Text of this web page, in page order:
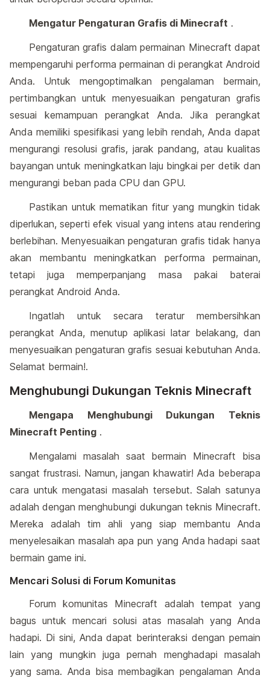
Mengatur Pengaturan Grafis di Minecraft .
Pengaturan grafis dalam permainan Minecraft dapat
mempengaruhi performa permainan di perangkat Android
Anda. Untuk mengoptimalkan pengalaman bermain,
pertimbangkan untuk menyesuaikan pengaturan grafis
sesuai kemampuan perangkat Anda. Jika perangkat
Anda memiliki spesifikasi yang lebih rendah, Anda dapat
mengurangi resolusi grafis, jarak pandang, atau kualitas
bayangan untuk meningkatkan laju bingkai per detik dan
mengurangi beban pada CPU dan GPU.
Pastikan untuk mematikan fitur yang mungkin tidak
diperlukan, seperti efek visual yang intens atau rendering
berlebihan. Menyesuaikan pengaturan grafis tidak hanya
akan membantu meningkatkan performa permainan,
tetapi juga memperpanjang masa pakai baterai
perangkat Android Anda.
Ingatlah untuk secara teratur membersihkan
perangkat Anda, menutup aplikasi latar belakang, dan
menyesuaikan pengaturan grafis sesuai kebutuhan Anda.
Selamat bermain!.
Menghubungi Dukungan Teknis Minecraft
Mengapa Menghubungi Dukungan Teknis
Minecraft Penting .
Mengalami masalah saat bermain Minecraft bisa
sangat frustrasi. Namun, jangan khawatir! Ada beberapa
cara untuk mengatasi masalah tersebut. Salah satunya
adalah dengan menghubungi dukungan teknis Minecraft.
Mereka adalah tim ahli yang siap membantu Anda
menyelesaikan masalah apa pun yang Anda hadapi saat
bermain game ini.
Mencari Solusi di Forum Komunitas
Forum komunitas Minecraft adalah tempat yang
bagus untuk mencari solusi atas masalah yang Anda
hadapi. Di sini, Anda dapat berinteraksi dengan pemain
lain yang mungkin juga pernah menghadapi masalah
yang sama. Anda bisa membagikan pengalaman Anda